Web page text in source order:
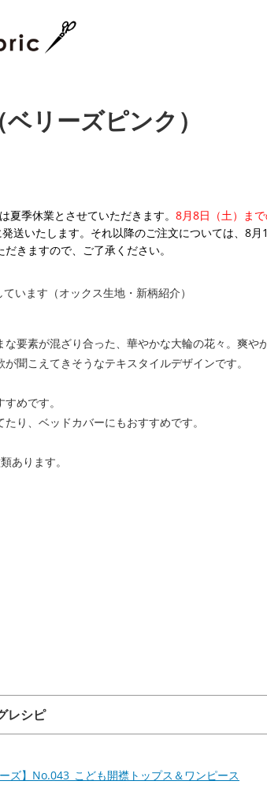
リーズピンク）
季休業とさせていただきます。 8月8日（土）ま
送いたします。それ以降のご注文については、8月
きますので、ご了承ください。
います（オックス生地・新柄紹介）
な要素が混ざり合った、華やかな大輪の花々。爽や
聞こえてきそうなテキスタイルデザインです。
めです。
り、ベッドカバーにもおすすめです。
あります。
レシピ
ズ】No.043_こども開襟トップス＆ワンピース